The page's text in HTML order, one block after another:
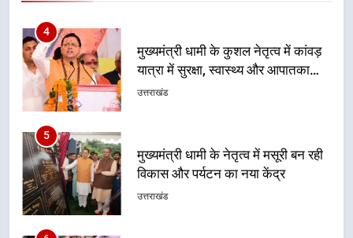
5
मुख्यमंत्री धामी के नेतृत्व में मसूरी बन रही
विकास और पर्यटन का नया केंद्र
उत्तराखंड
6
आपदा के मलबे से उम्मीद की नई सुबह,
मुख्यमंत्री धामी ने ₹33 करोड़ के विकास
और राहत कार्यों से धराली को फिर खड़ा
उत्तराखंड